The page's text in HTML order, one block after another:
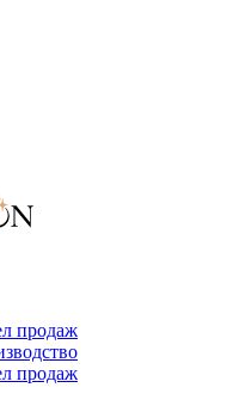
продаж
продаж